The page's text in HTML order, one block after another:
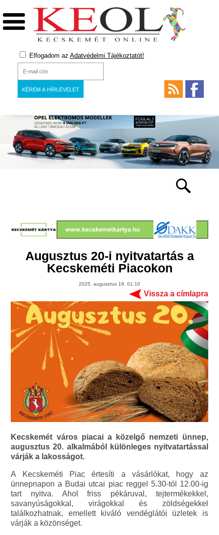
Elfogadom az Adatvédelmi Tájékoztatót!
Augusztus 20-i nyitvatartás a
Kecskeméti Piacokon
2025. augusztus 19. 01:10
Vissza a címlapra
Kecskemét város piacai a közelgő nemzeti ünnep,
augusztus 20. alkalmából különleges nyitvatartással
várják a lakosságot.
A Kecskeméti Piac értesíti a vásárlókat, hogy az
ünnepnapon a Budai utcai piac reggel 5.30-tól 12.00-ig
tart nyitva. Ahol friss pékáruval, tejtermékekkel,
savanyúságokkal, virágokkal és zöldségekkel
találkozhatnak, emellett kiváló vendéglátói üzletek is
várják a közönséget.